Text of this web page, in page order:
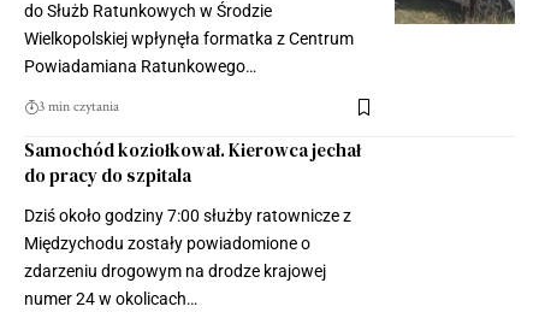
do Służb Ratunkowych w Środzie
Wielkopolskiej wpłynęła formatka z Centrum
Powiadamiana Ratunkowego…
3 min czytania
Samochód koziołkował. Kierowca jechał
do pracy do szpitala
Dziś około godziny 7:00 służby ratownicze z
Międzychodu zostały powiadomione o
zdarzeniu drogowym na drodze krajowej
numer 24 w okolicach…